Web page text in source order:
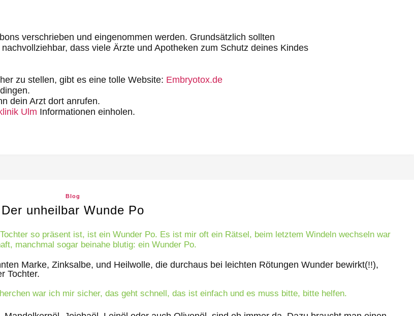
verschrieben und eingenommen werden. Grundsätzlich sollten
dass viele Ärzte und Apotheken zum Schutz deines Kindes
zu stellen, gibt es eine tolle Website: Embryotox.de
dein Arzt dort anrufen.
Ulm Informationen einholen.
Blog
Der unheilbar Wunde Po
so präsent ist, ist ein Wunder Po. Es ist mir oft ein Rätsel, beim letztem Windeln wechseln war
manchmal sogar beinahe blutig: ein Wunder Po.
Marke, Zinksalbe, und Heilwolle, die durchaus bei leichten Rötungen Wunder bewirkt(!!),
Tochter.
war ich mir sicher, das geht schnell, das ist einfach und es muss bitte, bitte helfen.